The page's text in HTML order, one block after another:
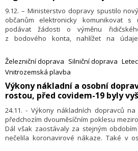
9.12. – Ministerstvo dopravy spustilo
občanům elektronicky komunikovat
podávat žádosti o výměnu
z bodového konta, nahlížet na
podle resortu dopravy dalším krokem v
do roku 2025.
Železniční doprava Silniční doprava
Vnitrozemská plavba
Výkony nákladní a osobní
rostou, před covidem-19 byly
24.11. - Výkony nákladních dopravců
předchozím dvouměsíčním poklesu
Dál však zaostávaly za stejným
nečelila koronavirové nákaze. Také v